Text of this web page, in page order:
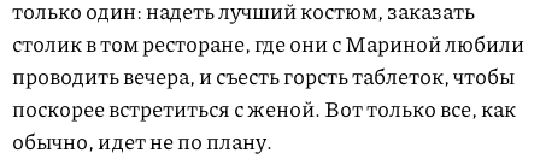
только один: надеть лучший костюм, заказать
столик в том ресторане, где они с Мариной любили
проводить вечера, и съесть горсть таблеток, чтобы
поскорее встретиться с женой. Вот только все, как
обычно, идет не по плану.